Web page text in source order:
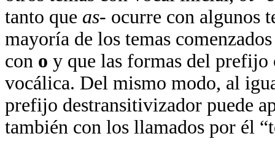
tanto que as- ocurre con algunos
mayoría de los temas
con o y que las formas del
vocálica. Del mismo modo, al
prefijo destransitivizador puede
también con los llamados por él